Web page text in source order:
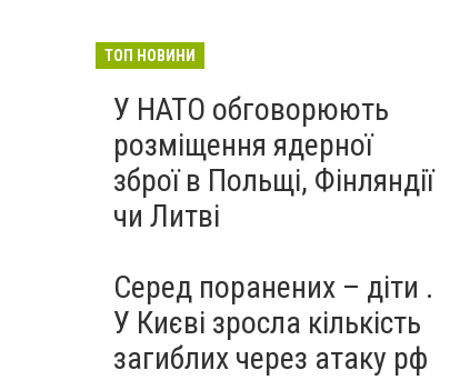
ТОП НОВИНИ
У НАТО обговорюють
розміщення ядерної
зброї в Польщі, Фінляндії
чи Литві
Серед поранених – діти .
У Києві зросла кількість
загиблих через атаку рф